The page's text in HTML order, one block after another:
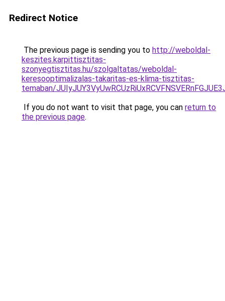
Redirect Notice
The previous page is sending you to http://weboldal-
keszites.karpittisztitas-
szonyegtisztitas.hu/szolgaltatas/weboldal-
keresooptimalizalas-takaritas-es-klima-tisztitas-
temaban/
If you do not want to visit that page, you can return to
the previous page.